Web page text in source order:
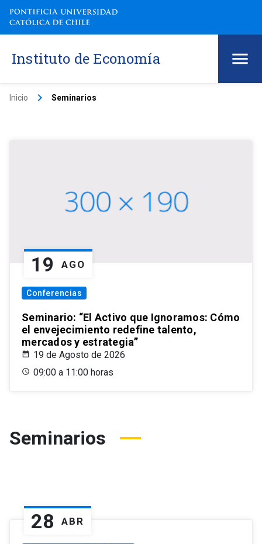
Instituto de Economía
Inicio keyboard_arrow_right Seminarios
19 AGO
Conferencias
Seminario: “El Activo que Ignoramos: Cómo
el envejecimiento redefine talento,
mercados y estrategia”
19 de Agosto de 2026
09:00 a 11:00 horas
Seminarios
28 ABR